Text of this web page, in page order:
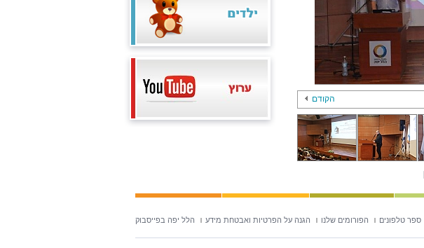
הקודם
ספר טלפונים הפורומים שלנו הגנה על הפרטיות ואבטחת מידע הלל יפה בפייסבוק